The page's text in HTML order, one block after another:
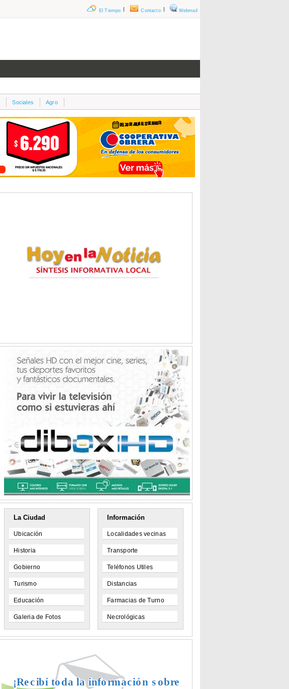
Webmail
|
Contacto
|
El Tiempo
Sociales Agro
La Ciudad
Ubicación
Historia
Gobierno
Turismo
Educación
Galeria de Fotos
Información
Localidades vecinas
Transporte
Teléfonos Utiles
Distancias
Farmacias de Turno
Necrológicas